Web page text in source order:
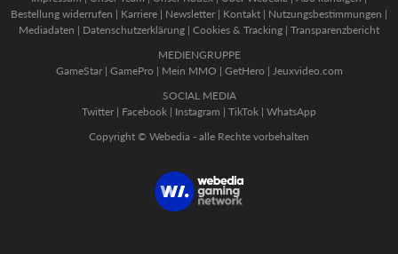
Bestellung widerrufen | Karriere | Newsletter | Kontakt | Nutzungsbestimmungen |
Mediadaten | Datenschutzerklärung | Cookies & Tracking | Transparenzbericht
MEDIENGRUPPE
GameStar| GamePro | Mein MMO | GetHero | Jeuxvideo.com
SOCIAL MEDIA
Twitter | Facebook | Instagram | TikTok | WhatsApp
Copyright © Webedia - alle Rechte vorbehalten